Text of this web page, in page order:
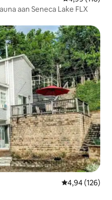
aan Seneca Lake FLX
Gemiddelde
4,94 (126)